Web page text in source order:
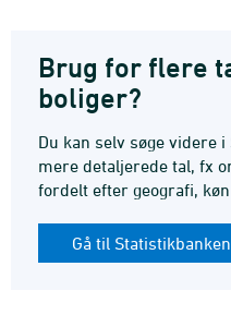
Brug for flere
boliger?
Du kan selv søge videre
mere detaljerede tal, fx
fordelt efter geografi, køn
Gå til Statistikbanken